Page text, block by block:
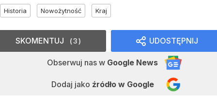
Historia Nowożytność Kraj
UDOSTĘPNIJ
Obserwuj nas w Google News
Dodaj jako źródło w Google
SKOMENTUJ 3